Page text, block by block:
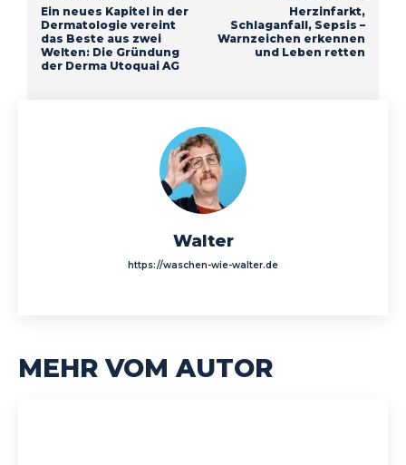
Ein neues Kapitel in der
Dermatologie vereint
das Beste aus zwei
Welten: Die Gründung
der Derma Utoquai AG
Herzinfarkt,
Schlaganfall, Sepsis –
Warnzeichen erkennen
und Leben retten
Walter
https://waschen-wie-walter.de
MEHR VOM AUTOR